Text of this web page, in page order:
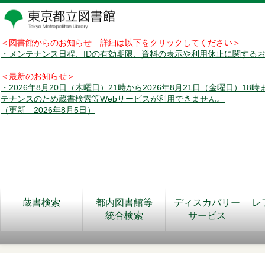
＜図書館からのお知らせ 詳細は以下をクリックしてください＞
・メンテナンス日程、IDの有効期限、資料の表示や利用休止に関する
＜最新のお知らせ＞
・2026年8月20日（木曜日）21時から2026年8月21日（金曜日）18時
テナンスのため蔵書検索等Webサービスが利用できません。
（更新 2026年8月5日）
蔵書検索
都内図書館等
統合検索
ディスカバリー
サービス
レ